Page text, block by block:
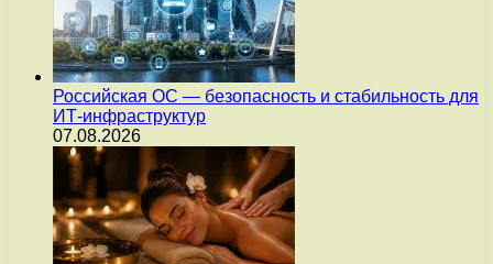
Российская ОС — безопасность и стабильность для
ИТ-инфраструктур
07.08.2026